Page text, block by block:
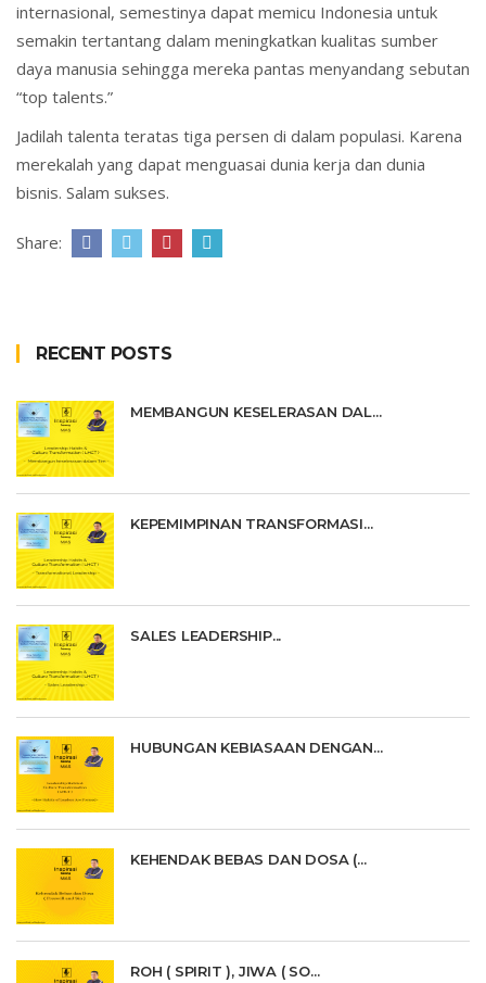
internasional, semestinya dapat memicu Indonesia untuk
semakin tertantang dalam meningkatkan kualitas sumber
daya manusia sehingga mereka pantas menyandang sebutan
“top talents.”
Jadilah talenta teratas tiga persen di dalam populasi. Karena
merekalah yang dapat menguasai dunia kerja dan dunia
bisnis. Salam sukses.
Share:
RECENT POSTS
MEMBANGUN KESELERASAN DAL...
KEPEMIMPINAN TRANSFORMASI...
SALES LEADERSHIP...
HUBUNGAN KEBIASAAN DENGAN...
KEHENDAK BEBAS DAN DOSA (...
ROH ( SPIRIT ), JIWA ( SO...